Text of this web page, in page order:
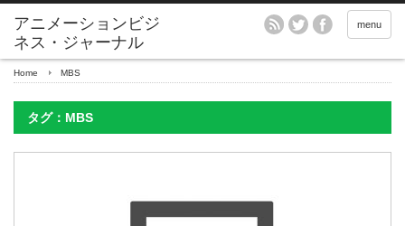
アニメーションビジ
ネス・ジャーナル
menu
Home MBS
タグ：MBS